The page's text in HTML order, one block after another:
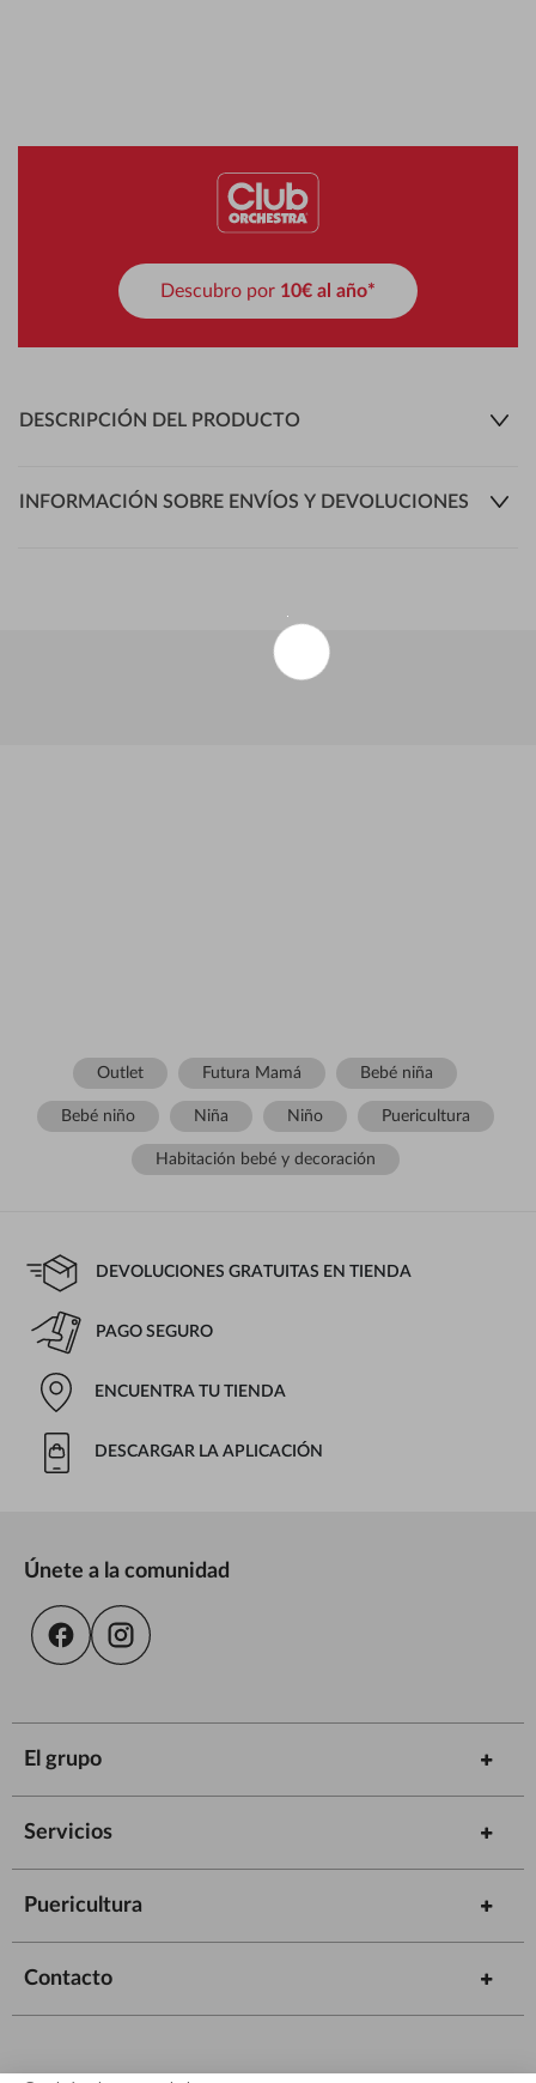
Descubro por 10€ al año*
DESCRIPCIÓN DEL PRODUCTO
INFORMACIÓN SOBRE ENVÍOS Y DEVOLUCIONES
Outlet Futura Mamá Bebé niña
Bebé niño Niña Niño Puericultura
Habitación bebé y decoración
DEVOLUCIONES GRATUITAS EN TIENDA
PAGO SEGURO
ENCUENTRA TU TIENDA
DESCARGAR LA APLICACIÓN
Únete a la comunidad
El grupo
Servicios
Puericultura
Contacto